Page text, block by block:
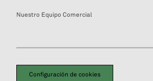
Nuestro Equipo Comercial
Configuración de cookies